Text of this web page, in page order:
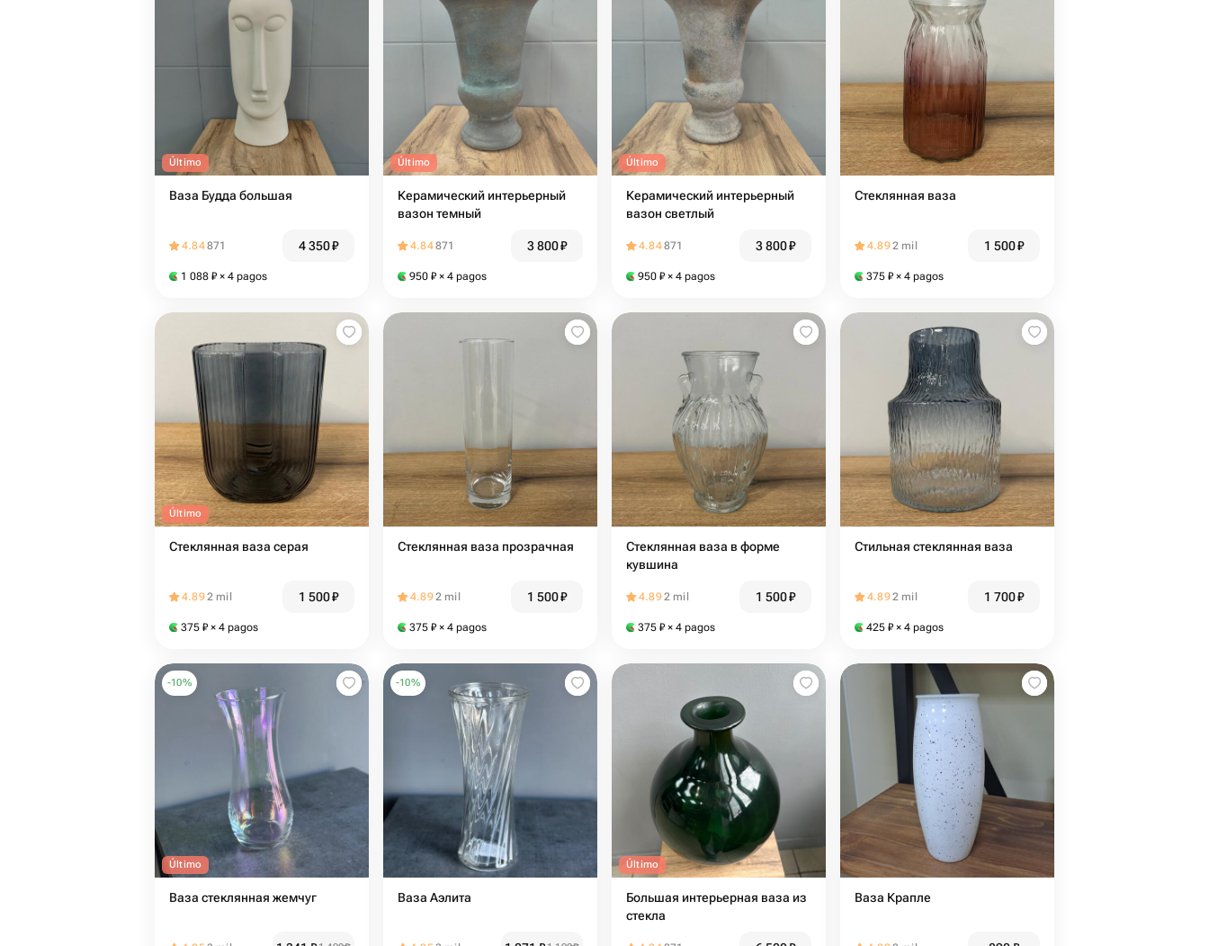
Último
Ваза Будда большая
4.84871 4 350₽
1 088 ₽ × 4 pagos
Último
Керамический интерьерный
вазон темный
4.84871 3 800₽
950 ₽ × 4 pagos
Último
Керамический интерьерный
вазон светлый
4.84871 3 800₽
950 ₽ × 4 pagos
Стеклянная ваза
4.892 mil 1 500₽
375 ₽ × 4 pagos
Último
Стеклянная ваза серая
4.892 mil 1 500₽
375 ₽ × 4 pagos
Стеклянная ваза прозрачная
4.892 mil 1 500₽
375 ₽ × 4 pagos
Стеклянная ваза в форме
кувшина
4.892 mil 1 500₽
375 ₽ × 4 pagos
Стильная стеклянная ваза
4.892 mil 1 700₽
425 ₽ × 4 pagos
-10%
Último
Ваза стеклянная жемчуг
-10%
Ваза Аэлита
Último
Большая интерьерная ваза из
стекла
Ваза Крапле